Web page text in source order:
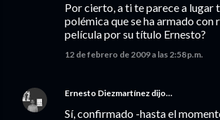
Por cierto, a ti te parece a lugar
polémica que se ha armado con
película por su título Ernesto?
12 de febrero de 2009 a las 2:58 p.m.
Ernesto Diezmartínez dijo…
Sí, confirmado -hasta el